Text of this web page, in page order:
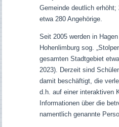
Gemeinde deutlich
etwa 280 Angehörige.
Seit 2005 werden in
Hohenlimburg sog.
gesamten Stadtgebiet
2023).
Derzeit sind
damit beschäftigt, die
d.h. auf einer interaktiven
Informationen über die
namentlich genannte